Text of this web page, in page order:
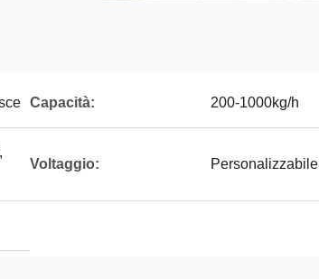
Capacità: 200-1000kg/h
Voltaggio: Personalizzabile